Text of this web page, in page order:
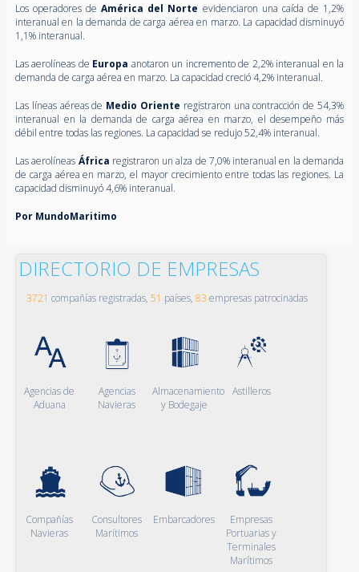
Los operadores deAmérica del Norte evidenciaron una caída de 1,2%
interanual en la demanda de carga aérea en marzo. La capacidad disminuyó
1,1% interanual.
Las aerolíneas de Europa anotaron un incremento de 2,2% interanual en la
demanda de carga aérea en marzo. La capacidad creció 4,2% interanual.
Las líneas aéreas de Medio Oriente registraron una contracción de 54,3%
interanual en la demanda de carga aérea en marzo, el desempeño más
débil entre todas las regiones. La capacidad se redujo 52,4% interanual.
Las aerolíneas África registraron un alza de 7,0% interanual en la demanda
de carga aérea en marzo, el mayor crecimiento entre todas las regiones. La
capacidad disminuyó 4,6% interanual.
Por MundoMaritimo
DIRECTORIO DE EMPRESAS
3721 compañías registradas, 51 países, 83 empresas patrocinadas
Agencias de
Aduana
Agencias
Navieras
Almacenamiento
y Bodegaje
Astilleros
Compañías
Navieras
Consultores
Marítimos
Embarcadores
Empresas
Portuarias y
Terminales
Marítimos